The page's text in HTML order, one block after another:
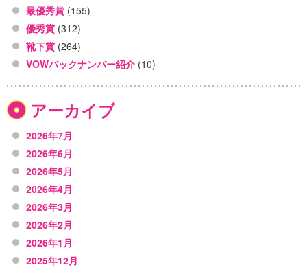
最優秀賞 (155)
優秀賞 (312)
靴下賞 (264)
VOWバックナンバー紹介 (10)
アーカイブ
2026年7月
2026年6月
2026年5月
2026年4月
2026年3月
2026年2月
2026年1月
2025年12月